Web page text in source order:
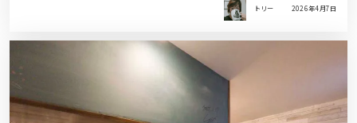
トリー 2026年4月7日